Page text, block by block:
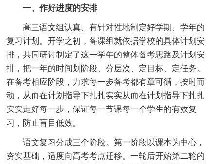
一、作好进度的安排
高三语文组认真、有针对性地制定好学期、学年的
复习计划。开学之初，备课组就依据学校的具体计划安
排，共同研讨制定了这一学年的整体备考思路及计划安
排，把一年的时间划阶段、分层次、定目标、定任务。
在备考相应阶段，力求每一步备考都有章可循，按时而
动，从而在计划指导下扎扎实实从而在计划指导下扎扎
实实走好每一步，保证每一节课每一个学生的有效复
习，防止盲目低效。
语文复习分成三个阶段。第一阶段以课本为中心，
夯实基础，适度向高考考点迁移。一轮后开始第二轮的